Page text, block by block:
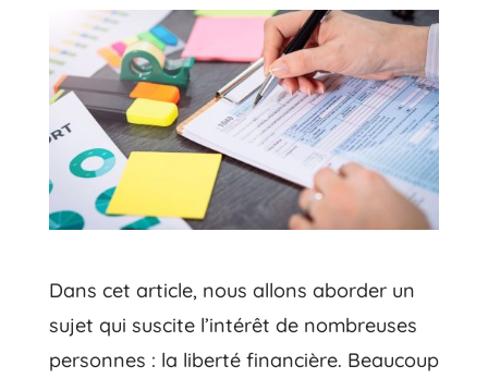
Dans cet article, nous allons aborder un
sujet qui suscite l’intérêt de nombreuses
personnes : la liberté financière. Beaucoup